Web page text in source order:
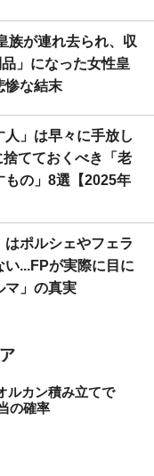
族が連れ去られ、収
」になった女性皇
惨な結末
人」は早々に手放し
てておくべき「老
もの」8選【2025年
はポルシェやフェラ
...FPが実際に目に
マ」の真実
カン積み立てで
の確率